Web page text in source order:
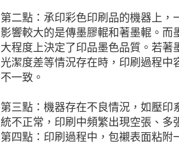
第二點：承印彩色印刷品的機器上
影響較大的是傳墨膠輥和著墨輥。
大程度上決定了印品墨色品質。若
光潔度差等情況存在時，印刷過程
不一致。
第三點：機器存在不良情況，如壓
統不正常，印刷中頻繁出現空張、多
第四點：印刷過程中，包襯表面粘